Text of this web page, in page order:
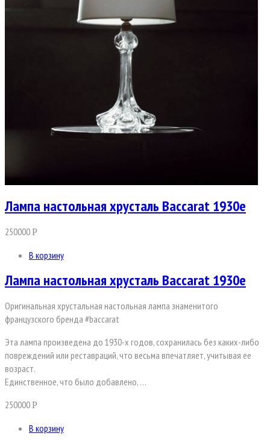
Лампа настольная хрусталь Baccarat 1930е
250000Р
В корзину
Лампа настольная хрусталь Baccarat 1930е
Оригинальная хрустальная настольная лампа знаменитого
французского бренда #baccarat
Эта лампа произведена до 1930-х годов, сохранилась без каких-либо
повреждений или реставраций, что весьма впечатляет, учитывая ее
возраст.
Единственное, что было добавлено, …
250000Р
В корзину